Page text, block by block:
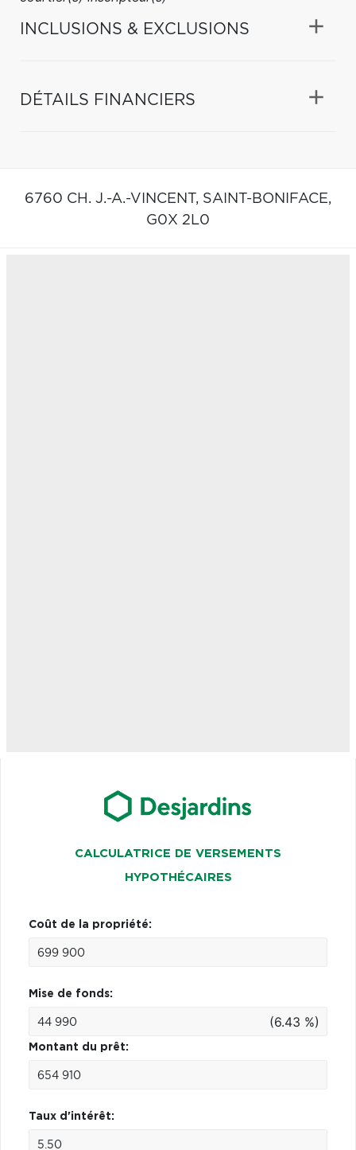
INCLUSIONS & EXCLUSIONS
DÉTAILS FINANCIERS
6760 CH. J.-A.-VINCENT, SAINT-BONIFACE,
G0X 2L0
CALCULATRICE DE VERSEMENTS
HYPOTHÉCAIRES
Coût de la propriété:
Mise de fonds:
(6.43 %)
Montant du prêt:
Taux d'intérêt: